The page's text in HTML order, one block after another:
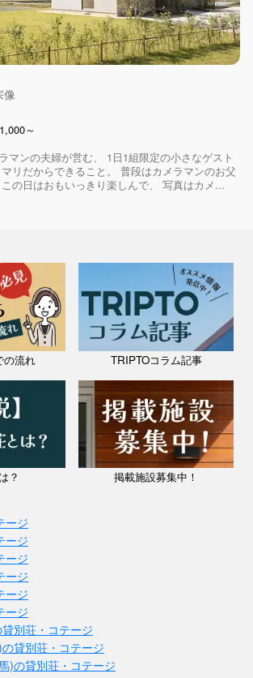
像
～
マンの夫婦が営む、 1日1組限定の小さなゲスト
リだからできること。 普段はカメラマンのお父
の日はおもいっきり楽しんで、 写真はカメ...
の流れ TRIPTOコラム記事
？ 掲載施設募集中！
ージ
ージ
ージ
ージ
ージ
ージ
別荘・コテージ
貸別荘・コテージ
)の貸別荘・コテージ